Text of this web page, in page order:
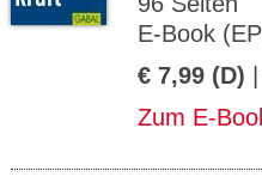
E-Book
€ 7,99 (D)
Zum E-